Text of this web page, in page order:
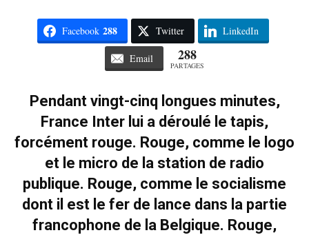
Facebook 288 Twitter LinkedIn
Email 288
PARTAGES
Pendant vingt-cinq longues minutes,
France Inter lui a déroulé le tapis,
forcément rouge. Rouge, comme le logo
et le micro de la station de radio
publique. Rouge, comme le socialisme
dont il est le fer de lance dans la partie
francophone de la Belgique. Rouge,